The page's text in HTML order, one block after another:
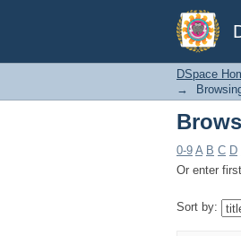
DSpace
→
0-9 A B C D
Or enter
Sort by: